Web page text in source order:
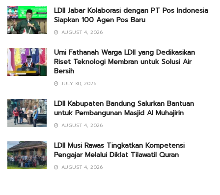
LDII Jabar Kolaborasi dengan PT Pos Indonesia
Siapkan 100 Agen Pos Baru
AUGUST 4, 2026
Umi Fathanah Warga LDII yang Dedikasikan
Riset Teknologi Membran untuk Solusi Air
Bersih
JULY 30, 2026
LDII Kabupaten Bandung Salurkan Bantuan
untuk Pembangunan Masjid Al Muhajirin
AUGUST 4, 2026
LDII Musi Rawas Tingkatkan Kompetensi
Pengajar Melalui Diklat Tilawatil Quran
AUGUST 4, 2026